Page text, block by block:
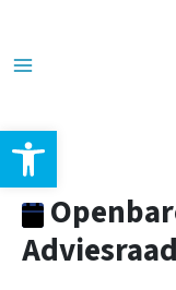
Toolbar
de
inhoud
Menu
Adviesraad
Adviesraad